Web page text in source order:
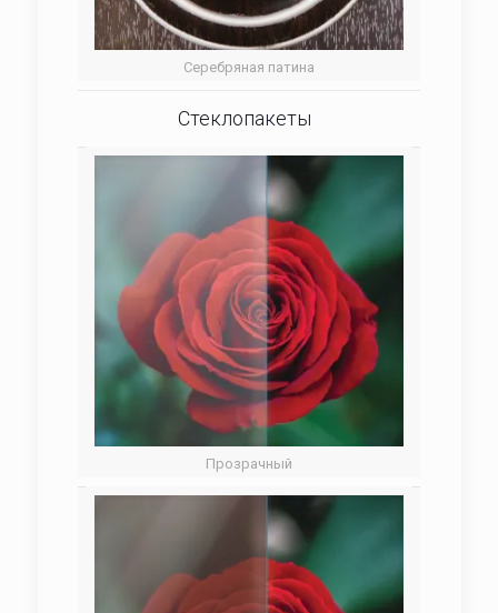
Серебряная патина
Стеклопакеты
Прозрачный